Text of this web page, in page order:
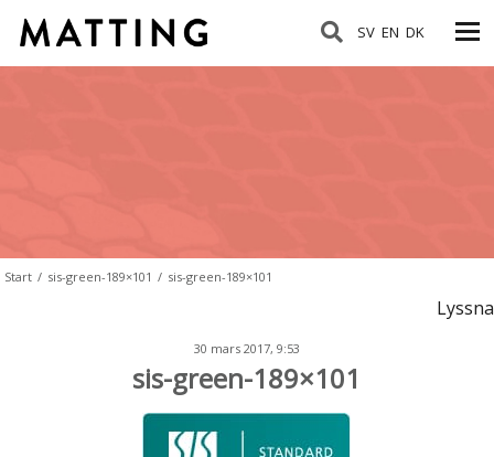
SV EN DK
Start / sis-green-189×101 / sis-green-189×101
Lyssna
30 mars 2017, 9:53
sis-green-189×101